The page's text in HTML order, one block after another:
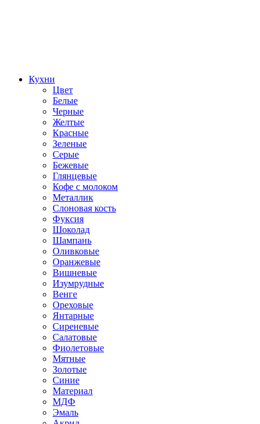
Кухни
Цвет
Белые
Черные
Желтые
Красные
Зеленые
Серые
Бежевые
Глянцевые
Кофе с молоком
Металлик
Слоновая кость
Фуксия
Шоколад
Шампань
Оливковые
Оранжевые
Вишневые
Изумрудные
Венге
Ореховые
Янтарные
Сиреневые
Салатовые
Фиолетовые
Мятные
Золотые
Синие
Материал
МДФ
Эмаль